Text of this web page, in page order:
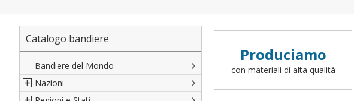
Catalogo bandiere
Bandiere del Mondo
Nazioni
Produciamo
con materiali di alta qualità